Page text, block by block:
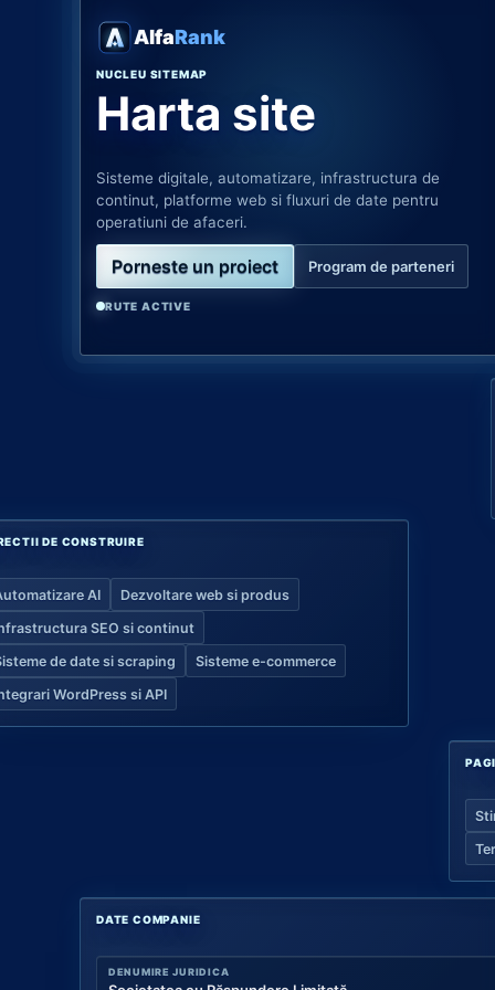
AlfaRank
NUCLEU SITEMAP
Harta site
Sisteme digitale, automatizare, infrastructura de
continut, platforme web si fluxuri de date pentru
operatiuni de afaceri.
Porneste un proiect Program de parteneri
RUTE ACTIVE
DE CONSTRUIRE
AI
Dezvoltare web si produs
SEO si continut
de date si scraping
Sisteme e-commerce
WordPress si API
DATE COMPANIE
DENUMIRE JURIDICA